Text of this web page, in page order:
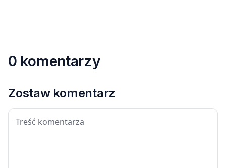
0 komentarzy
Zostaw komentarz